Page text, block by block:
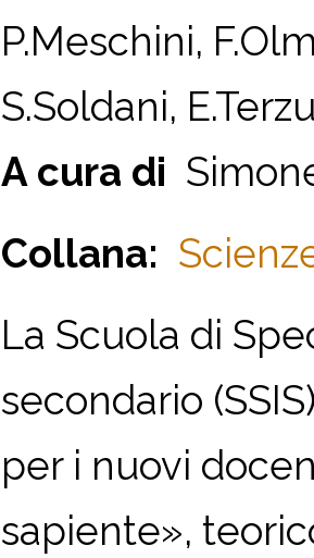
P.Meschini,
S.Soldani,
A cura di
Collana:
La Scuola di
secondario
per i nuovi
sapiente»,